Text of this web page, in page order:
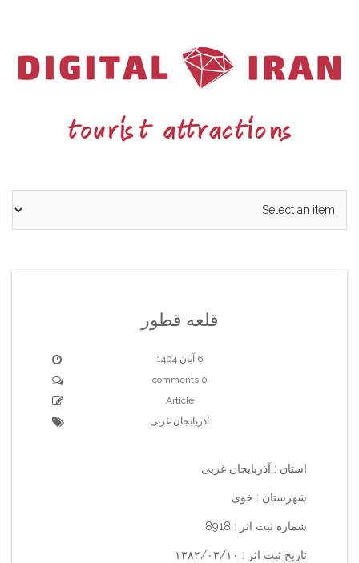
قلعه قطور
6 آبان 1404
0 comments
Article
آذربایجان غربی
استان : آذربایجان غربی
شهرستان : خوی
شماره ثبت اثر : 8918
تاریخ ثبت اثر : ۱۳۸۲/۰۳/۱۰